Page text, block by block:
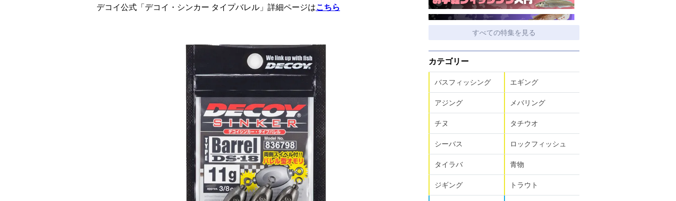
デコイ公式「デコイ・シンカー タイプバレル」詳細ページはこちら
すべての特集を見る
カテゴリー
バスフィッシング エギング
アジング メバリング
チヌ タチウオ
シーバス ロックフィッシュ
タイラバ 青物
ジギング トラウト